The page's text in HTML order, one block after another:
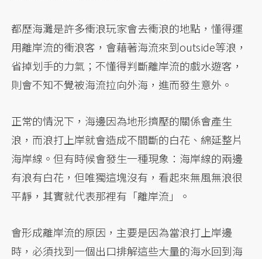
都歷海灘是許多衝浪玩家會去衝浪的地點，懂得運
用離岸流的衝浪客，會藉著海流來到outside等浪，
省掉划手的力氣；不懂得判斷離岸流的戲水遊客，
則會不知不覺被海流拉向外海，進而發生意外。
正常的情況下，海邊因為地形擠壓的關係會產生
浪，而浪打上岸就會造成不間斷的白花、綿延整片
海岸線。但有時候會發生一種現象：海岸線的兩邊
有浪有白花，但唯獨這塊沒有，看起來無風無浪很
平靜，其實就代表那裡有「離岸流」。
會形成離岸流的原因，主要是因為當浪打上岸邊
時，必須找到一個出口排解這些大量的海水回到海